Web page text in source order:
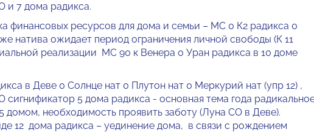
и 7 дома радикса.
финансовых ресурсов для дома и семьи – МС 0 К2 радикса 0
натива ожидает период ограничения личной свободы (К 11
реализации МС 90 к Венера 0 Уран радикса в 10 доме
в Деве 0 Солнце нат 0 Плутон нат 0 Меркурий нат (упр 12) ,
5 дома радикса - основная тема года
домом, необходимость проявить заботу (Луна СО в Деве).
12 дома радикса – уединение дома, в связи с рождением